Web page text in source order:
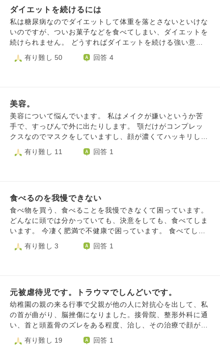
す。 世の圧力に屈するのは、一番嫌です。特に私が我慢し
てまで受け入れるのは、 けど一つ感じるのは、やはり人間
誰しも特に男性は下心しかないし、もし整形しても私以上に
可愛い人がいるのも事実で、本当に愛してくれるかどうかは
ればいいのも分かります。子どももいずれは欲しいけど、同
に屈することも整形なしとなれば仕方ないのかもしれないと
も考えてしまいます。
私は自分を押し殺して家族旅行をしたがる両親に合わせて旅
行に行ったり、ご飯にも行きました。洗濯・料理・掃除など
の手伝いもします。しかし、いつまでもまともな職に就けず
低収入な自分にもイライラしてしまい兄に対して冷たい対応
うになりましたが、私が過去のことを言うと「いつまで引き
ん。ただ、家族にそれをされた事が私の中で怒りになって友
達にも当時の彼氏にも吐き出せずに自分の中でトラウマにな
っています。 またされたらどうしよう。そんな恐怖が常に
自分にまとわりついています。 しかし母はそれを理解して
す。 ある日兄と些細なことで大喧嘩した時家を出て行くと
更に人格否定されました。 私はわがままなんでしょうか。
というか、高校生にやられたことを大人になっても根に持つ
っておかしいのでしょうか。(内容も内容なので、、)また兄
への怒りを沈める考え方などありますか？ 客観的な意見が
欲しいので、あまり攻撃的な文は避けて正直なご意見をくだ
さい。 よろしくお願いします。
ダイエットを続けるには
私は糖尿病なのでダイエットして体重を落とさないといけな
いのですが、ついお菓子などを食べてしまい、ダイエットを
続けられません。 どうすればダイエットを続ける強い意志
を保ち続けられますか？
有り難し 50 回答 4
美容。
美容について悩んでいます。 私はメイクが嫌いというか苦
手で、すっぴんで外に出たりします。 顎だけがコンプレッ
クスなのでマスクをしていますし、顔が濃くてハッキリした
感じなのですっぴんという感じがしなくて、人に見せられな
いという感じはしないのです。（顔がいいというのかも）
を使ってない人は見たことがありません。 気を使ってない
人に憧れたりするなんてありえないし。 私は一流の成功者
になりたいと思っていて、そういう人たちって絶対華やかで
綺麗なので そういうことをしないと一流には絶対なれない
本的なやりたくない事をしないと人として綺麗にきちっとし
くないことというかこだわりが多いんです。
有り難し 11 回答 1
食べるのを我慢できない
食べ物を買う、食べることを我慢できなくて困っています。
どんなに頭では分かっていても、決意をしても、食べてしま
います。 今凄く肥満で不健康で困っています。 食べてしま
うのも無意識というか。 病気なんでしょうか？ どうしたら
いいか分かりません。 昔は簡単にダイエットができていた
有り難し 3 回答 1
元被虐待児です。トラウマでしんどいです。
幼稚園の親の来る行事で父親が他の人に対抗心を出して、私
の首が曲がり、脳挫傷になりました。接骨院、整形外科に通
い、首と頭蓋骨のズレをある程度、治し、その治療で顔が変
化したので、美容整形で復元しました。ただ、事故直後に父
親の後頭部をバールで強打したことで、かえって、悲しみが
有り難し 19 回答 1